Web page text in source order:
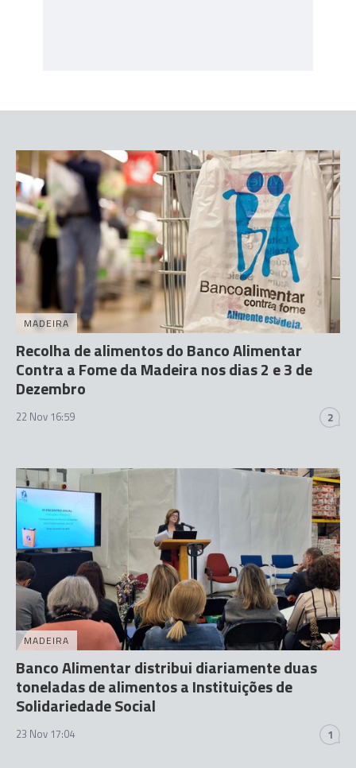
MADEIRA
Recolha de alimentos do Banco Alimentar
Contra a Fome da Madeira nos dias 2 e 3 de
Dezembro
22 Nov 16:59 2
MADEIRA
Banco Alimentar distribui diariamente duas
toneladas de alimentos a Instituições de
Solidariedade Social
23 Nov 17:04 1